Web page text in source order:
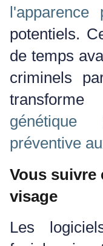
l'apparence
potentiels.
de temps
criminels
génétique
préventive
Vous suivre
visage
Les